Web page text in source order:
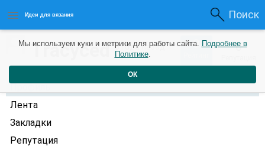
Идеи для вязания Поиск
Tracyced3 года назад 0 0
Профиль
Лента
Закладки
Репутация
Мы используем куки и метрики для работы сайта. Подробнее в
Политике.
ОК